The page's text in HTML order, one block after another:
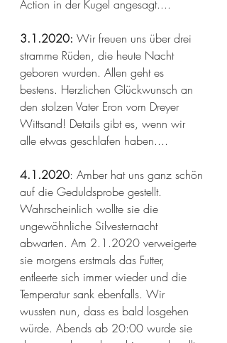
Action in der Kugel angesagt....
3.1.2020: Wir freuen uns über drei
stramme Rüden, die heute Nacht
geboren wurden. Allen geht es
bestens. Herzlichen Glückwunsch an
den stolzen Vater Eron vom Dreyer
Wittsand! Details gibt es, wenn wir
alle etwas geschlafen haben....
4.1.2020: Amber hat uns ganz schön
auf die Geduldsprobe gestellt.
Wahrscheinlich wollte sie die
ungewöhnliche Silvesternacht
abwarten. Am 2.1.2020 verweigerte
sie morgens erstmals das Futter,
entleerte sich immer wieder und die
Temperatur sank ebenfalls. Wir
wussten nun, dass es bald losgehen
würde. Abends ab 20:00 wurde sie